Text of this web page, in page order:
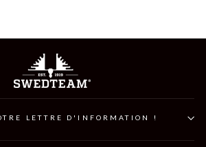
LETTRE D'INFORMATION !